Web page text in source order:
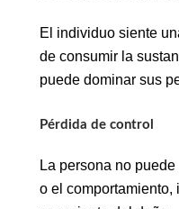
El individuo siente
de consumir la
puede dominar sus
Pérdida de control
La persona no
o el comportamiento,